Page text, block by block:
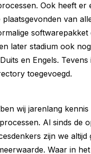
Ook heeft er
plaatsgevonden van
softwarepakket
later stadium ook
en Engels.
toegevoegd.
wij jarenlang
Al sinds de
zijn we
Waar in